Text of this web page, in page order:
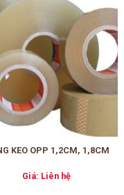
KEO OPP 1,2CM, 1,8CM
Giá: Liên hệ